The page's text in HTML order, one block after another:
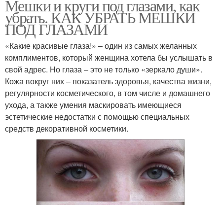
Мешки и круги под глазами, как
убрать. КАК УБРАТЬ МЕШКИ
ПОД ГЛАЗАМИ
«Какие красивые глаза!» – один из самых желанных
комплиментов, который женщина хотела бы услышать в
свой адрес. Но глаза – это не только «зеркало души».
Кожа вокруг них – показатель здоровья, качества жизни,
регулярности косметического, в том числе и домашнего
ухода, а также умения маскировать имеющиеся
эстетические недостатки с помощью специальных
средств декоративной косметики.